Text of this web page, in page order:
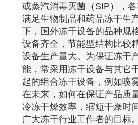
或蒸汽消毒灭菌（ SIP ），
满足生物制品和药品冻干生
下，国外冻干设备的品种规
设备齐全，节能型结构比较
设备生产量大。为保证冻干
能，常采用冻干设备与其它
起的组合冻干设备，例如
在未来，如何在保证产品质
冷冻干燥效率，缩短干燥时
广大冻干行业工作者的目标。